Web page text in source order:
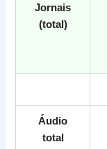
Jornais
(total)
Áudio
total